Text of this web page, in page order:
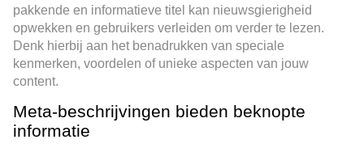
pakkende en informatieve titel kan nieuwsgierigheid
opwekken en gebruikers verleiden om verder te lezen.
Denk hierbij aan het benadrukken van speciale
kenmerken, voordelen of unieke aspecten van jouw
content.
Meta-beschrijvingen bieden beknopte
informatie